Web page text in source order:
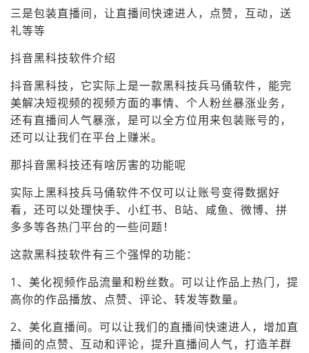
三是包装直播间，让直播间快速进人，点赞，互动，送
礼等等
抖音黑科技软件介绍
抖音黑科技，它实际上是一款黑科技兵马俑软件，能完
美解决短视频的视频方面的事情、个人粉丝暴涨业务，
还有直播间人气暴涨，是可以全方位用来包装账号的，
还可以让我们在平台上赚米。
那抖音黑科技还有啥厉害的功能呢
实际上黑科技兵马俑软件不仅可以让账号变得数据好
看，还可以处理快手、小红书、B站、咸鱼、微博、拼
多多等各热门平台的一些问题！
这款黑科技软件有三个强悍的功能：
1、美化视频作品流量和粉丝数。可以让作品上热门，提
高你的作品播放、点赞、评论、转发等数量。
2、美化直播间。可以让我们的直播间快速进人，增加直
播间的点赞、互动和评论，提升直播间人气，打造羊群